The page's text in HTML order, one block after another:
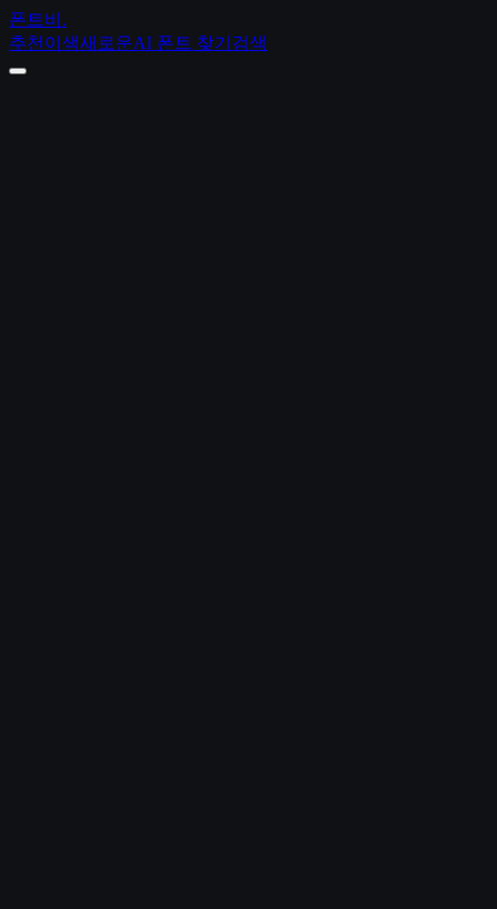
폰트비 .
추천 이색새로운AI 폰트 찾기 검색